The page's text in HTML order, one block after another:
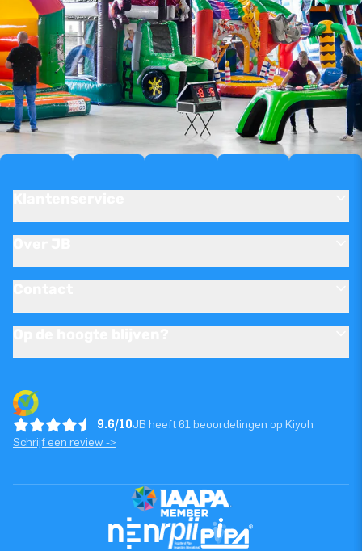
9.6/10JB heeft 61 beoordelingen op Kiyoh
Schrijf een review ->